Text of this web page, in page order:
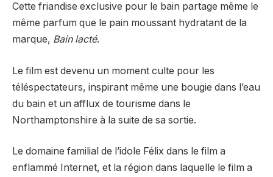
Cette friandise exclusive pour le bain partage même le
même parfum que le pain moussant hydratant de la
marque, Bain lacté.
Le film est devenu un moment culte pour les
téléspectateurs, inspirant même une bougie dans l’eau
du bain et un afflux de tourisme dans le
Northamptonshire à la suite de sa sortie.
Le domaine familial de l’idole Félix dans le film a
enflammé Internet, et la région dans laquelle le film a